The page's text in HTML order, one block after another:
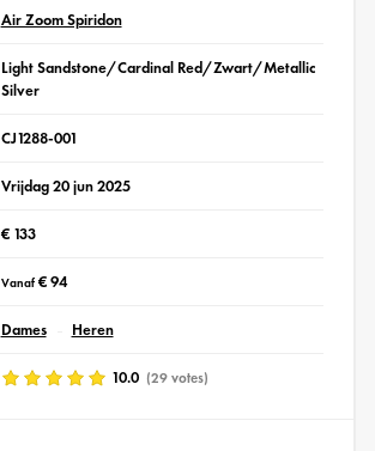
Air Zoom Spiridon
Light Sandstone/Cardinal Red/Zwart/Metallic
Silver
CJ1288-001
Vrijdag 20 jun 2025
€ 133
Vanaf€ 94
Dames Heren
10.0 (29 votes)